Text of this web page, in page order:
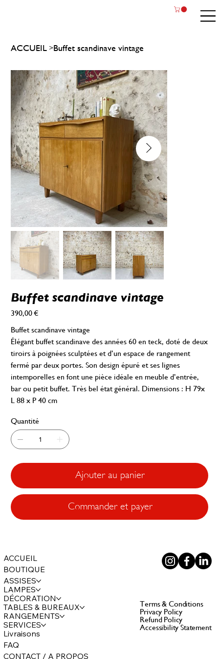
ACCUEIL >Buffet scandinave vintage
Buffet scandinave vintage
Prix
390,00 €
Buffet scandinave vintage
Élégant buffet scandinave des années 60 en teck, doté de deux
tiroirs à poignées sculptées et d’un espace de rangement
fermé par deux portes. Son design épuré et ses lignes
intemporelles en font une pièce idéale en meuble d’entrée,
bar ou petit buffet. Très bel état général. Dimensions : H 79x
L 88 x P 40 cm
Quantité
Ajouter au panier
Commander et payer
ACCUEIL
BOUTIQUE
ASSISES
LAMPES
DÉCORATION
TABLES & BUREAUX
RANGEMENTS
SERVICES
Livraisons
FAQ
CONTACT / A PROPOS
Terms & Conditions
Privacy Policy
Refund Policy
Accessibility Statement